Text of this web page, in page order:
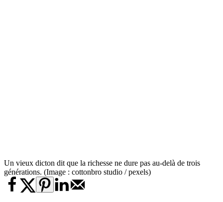
Un vieux dicton dit que la richesse ne dure pas au-delà de trois
générations. (Image : cottonbro studio / pexels)